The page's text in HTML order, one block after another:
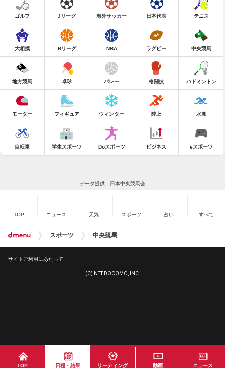
TOP 日程・結果 リーディング 動画 ニュース
ゴルフ Jリーグ 海外サッカー 日本代表 テニス
大相撲 Bリーグ NBA ラグビー 中央競馬
地方競馬 卓球 バレー 格闘技 バドミントン
モーター フィギュア ウィンター 陸上 水泳
自転車 学生スポーツ Doスポーツ ビジネス eスポーツ
データ提供：日本中央競馬会
TOP ニュース 天気 スポーツ 占い すべて
スポーツ 中央競馬
サイトご利用にあたって
(C) NTT DOCOMO, INC.